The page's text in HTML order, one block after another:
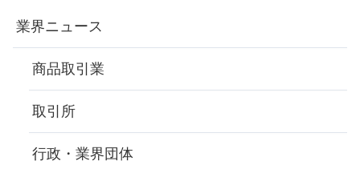
業界ニュース
商品取引業
取引所
行政・業界団体